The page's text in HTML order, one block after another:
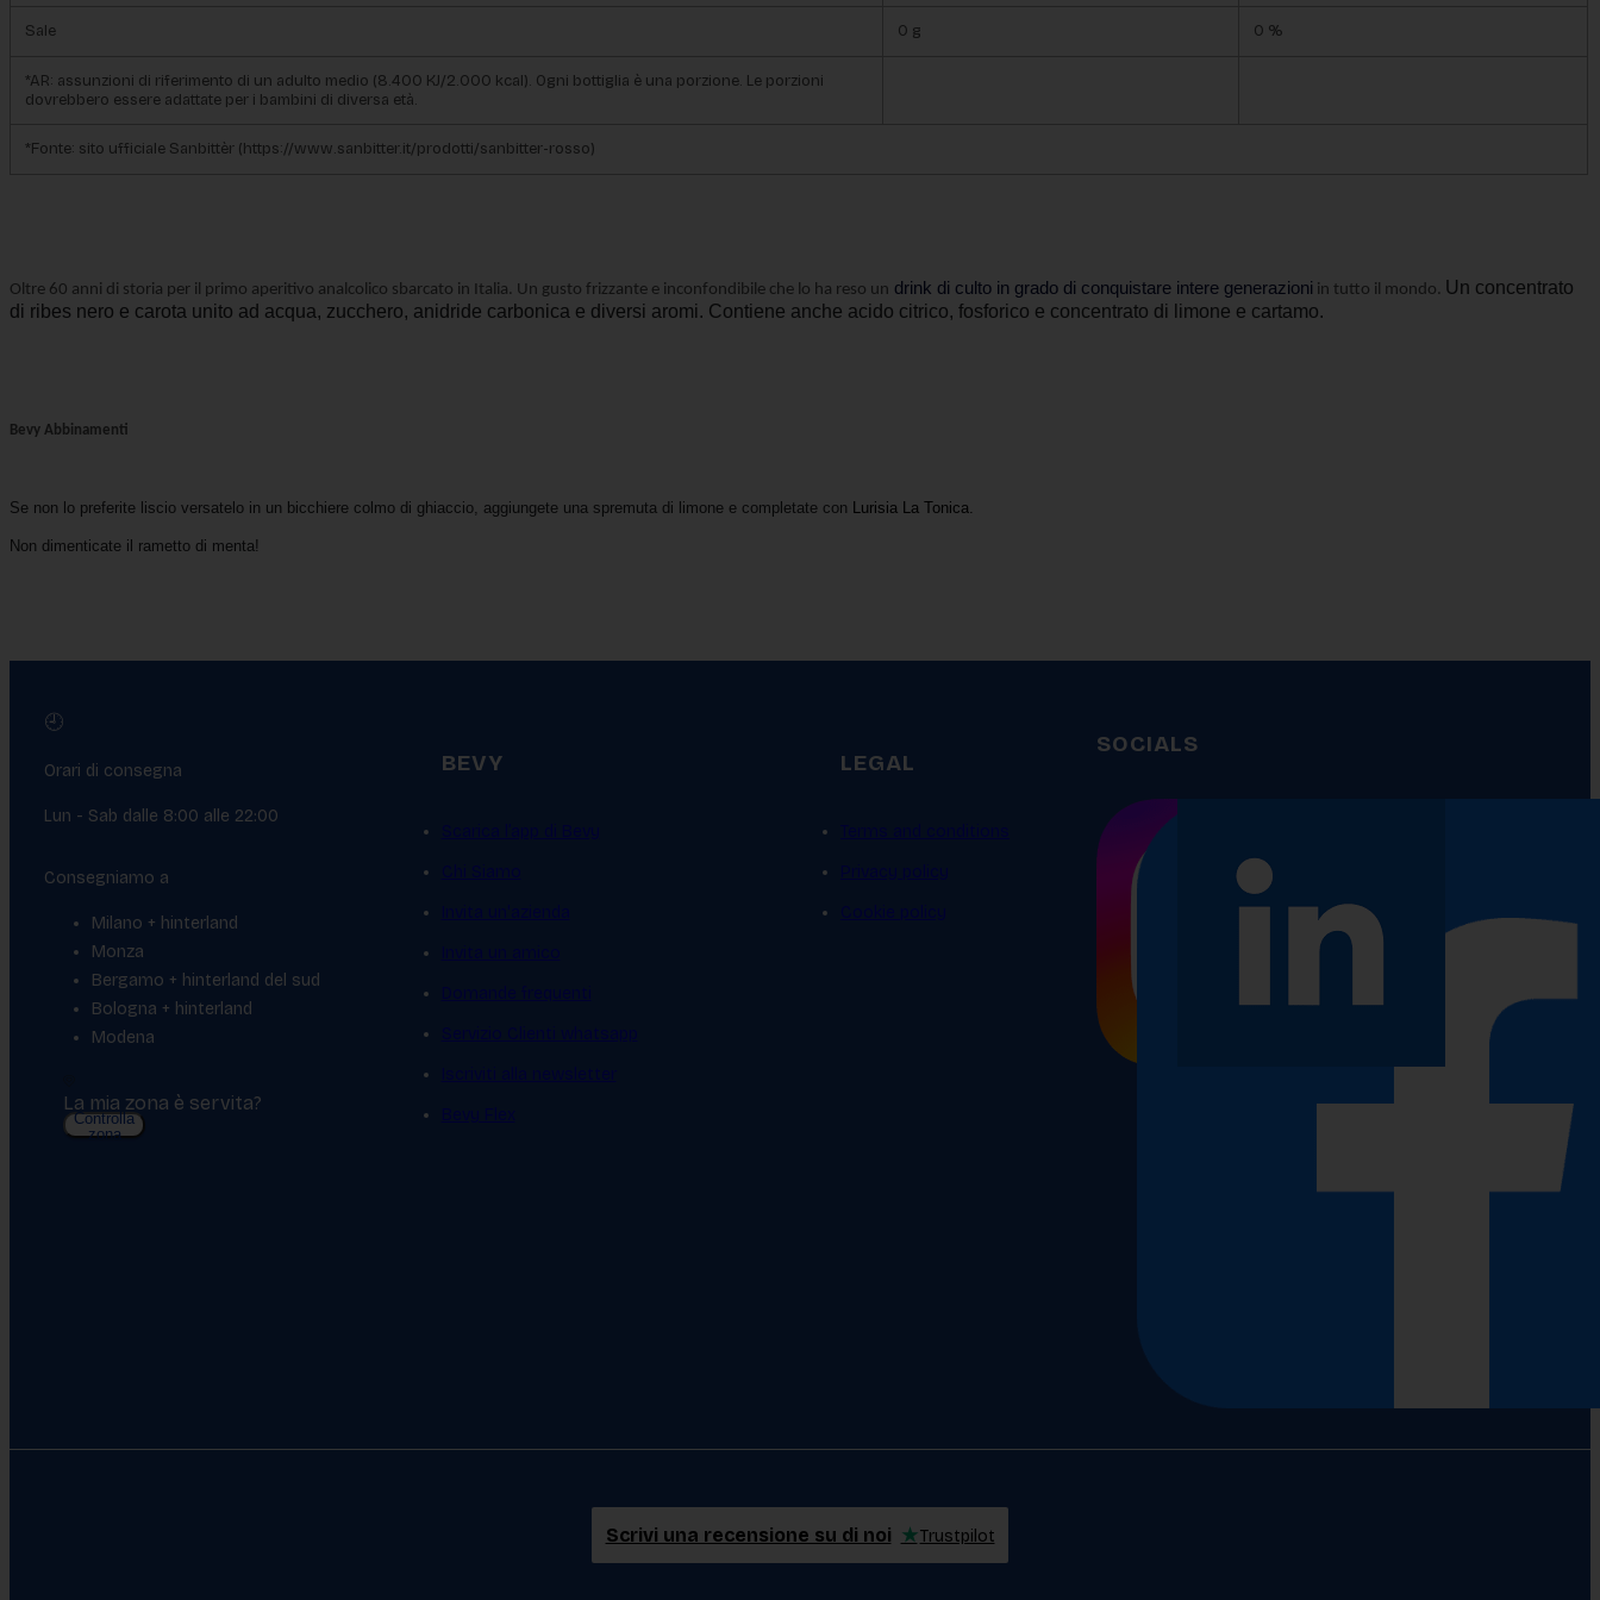
Sale 0 g 0 %
*AR: assunzioni di riferimento di un adulto medio (8.400 KJ/2.000 kcal). Ogni bottiglia è una porzione. Le porzioni
dovrebbero essere adattate per i bambini di diversa età.
*Fonte: sito ufficiale Sanbittèr (https://www.sanbitter.it/prodotti/sanbitter-rosso)
Oltre 60 anni di storia per il primo aperitivo analcolico sbarcato in Italia. Un gusto frizzante e inconfondibile che lo ha reso un drink di culto in grado di conquistare intere generazioni in tutto il mondo. Un concentrato
di ribes nero e carota unito ad acqua, zucchero, anidride carbonica e diversi aromi. Contiene anche acido citrico, fosforico e concentrato di limone e cartamo.
Bevy Abbinamenti
Se non lo preferite liscio versatelo in un bicchiere colmo di ghiaccio, aggiungete una spremuta di limone e completate con Lurisia La Tonica
Non dimenticate il rametto di menta!
🕘
Orari di consegna
Lun - Sab dalle 8:00 alle 22:00
Consegniamo a
Milano + hinterland
Monza
Bergamo + hinterland del sud
Bologna + hinterland
Modena
La mia zona è servita?
Controlla
zona
BEVY LEGAL
SOCIALS
Scrivi una recensione su di noi ★Trustpilot